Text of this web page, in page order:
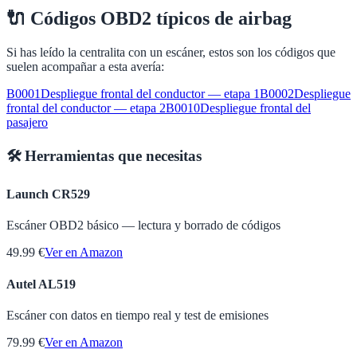
🔌 Códigos OBD2 típicos de airbag
Si has leído la centralita con un escáner, estos son los códigos que
suelen acompañar a esta avería:
B0001Despliegue frontal del conductor — etapa 1B0002Despliegue
frontal del conductor — etapa 2B0010Despliegue frontal del
pasajero
🛠️ Herramientas que necesitas
Launch CR529
Escáner OBD2 básico — lectura y borrado de códigos
49.99 €Ver en Amazon
Autel AL519
Escáner con datos en tiempo real y test de emisiones
79.99 €Ver en Amazon